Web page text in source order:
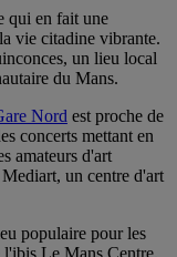
qui en fait une
vie citadine vibrante.
un lieu local
du Mans.
Nord est proche de
concerts mettant en
amateurs d'art
un centre d'art
populaire pour les